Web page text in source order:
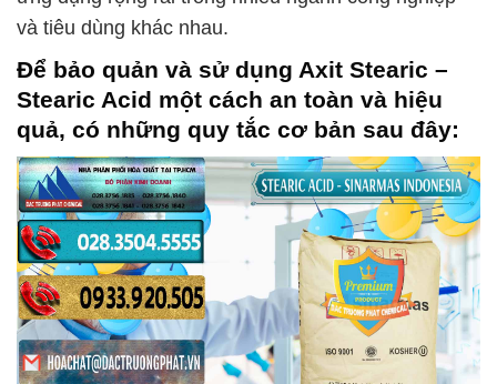
và tiêu dùng khác nhau.
Để bảo quản và sử dụng Axit Stearic –
Stearic Acid một cách an toàn và hiệu
quả, có những quy tắc cơ bản sau đây: